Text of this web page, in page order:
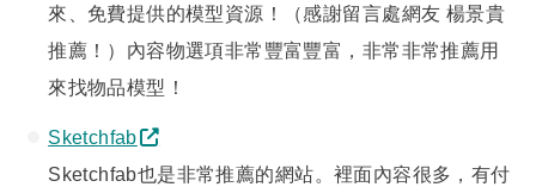
來、免費提供的模型資源！（感謝留言處網友 楊景貴
推薦！）內容物選項非常豐富豐富，非常非常推薦用
來找物品模型！
Sketchfab
Sketchfab也是非常推薦的網站。裡面內容很多，有付